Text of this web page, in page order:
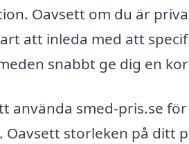
Oavsett om du är
att inleda med att
snabbt ge dig en
använda smed-pris.se
Oavsett storleken på ditt